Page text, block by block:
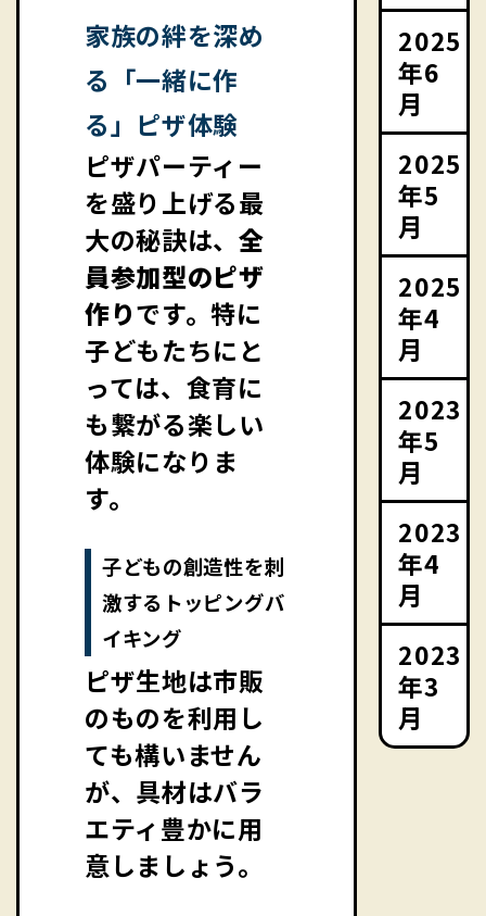
家族の絆を深め
る「一緒に作
る」ピザ体験
ピザパーティー
を盛り上げる最
大の秘訣は、全
員参加型のピザ
作りです。特に
子どもたちにと
っては、食育に
も繋がる楽しい
体験になりま
す。
子どもの創造性を刺
激するトッピングバ
イキング
ピザ生地は市販
のものを利用し
ても構いません
が、具材はバラ
エティ豊かに用
意しましょう。
2025
年6
月
2025
年5
月
2025
年4
月
2023
年5
月
2023
年4
月
2023
年3
月